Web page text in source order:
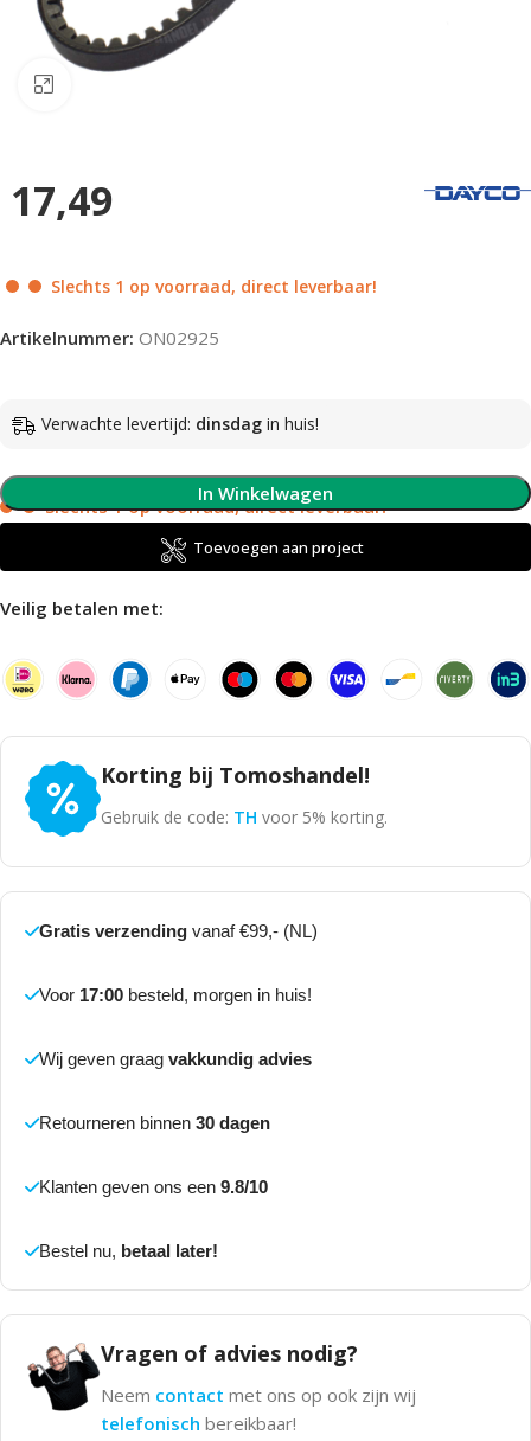
17,49
Slechts 1 op voorraad, direct leverbaar!
Artikelnummer: ON02925
Verwachte levertijd: dinsdag in huis!
Slechts 1 op voorraad, direct leverbaar!
In Winkelwagen
Toevoegen aan project
Veilig betalen met:
Korting bij Tomoshandel!
Gebruik de code: TH voor 5% korting.
Gratis verzending vanaf €99,- (NL)
Voor 17:00 besteld, morgen in huis!
Wij geven graag vakkundig advies
Retourneren binnen 30 dagen
Klanten geven ons een 9.8/10
Bestel nu, betaal later!
Vragen of advies nodig?
Neem contact met ons op ook zijn wij
telefonisch bereikbaar!